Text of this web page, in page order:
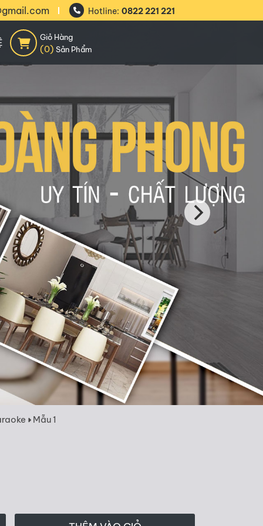
Hotline: 0822 221 221
Giỏ Hàng
(0) Sản Phẩm
Mẫu 1